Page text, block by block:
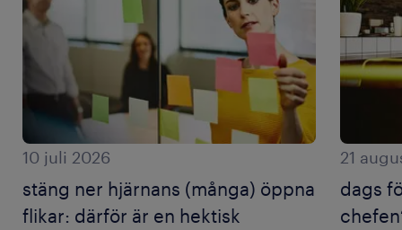
10 juli 2026
stäng ner hjärnans (många) öppna
flikar: därför är en hektisk
21
dags